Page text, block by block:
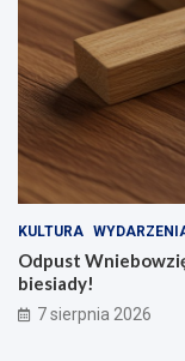
KULTURA
Odpust
biesiady!
7 sierpnia 2026